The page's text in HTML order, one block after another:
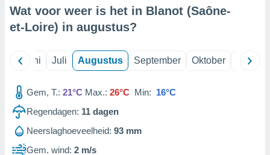
Wat voor weer is het in Blanot (Saône-
et-Loire) in augustus?
Juni Juli Augustus September Oktober
Gem, T.: 21°C Max.: 26°C Min: 16°C
Regendagen: 11 dagen
Neerslaghoeveelheid: 93 mm
Gem. wind: 2 m/s